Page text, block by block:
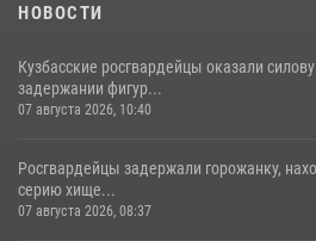
НОВОСТИ
Кузбасские росгвардейцы оказали
задержании фигур...
07 августа 2026, 10:40
Росгвардейцы задержали горожанку,
серию хище...
07 августа 2026, 08:37